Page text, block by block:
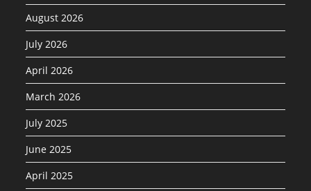
August 2026
July 2026
April 2026
March 2026
July 2025
June 2025
April 2025